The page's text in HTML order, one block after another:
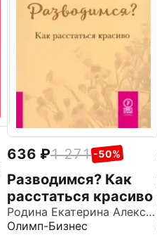
636 1 271 -50%
Разводимся? Как
расстаться красиво
Родина Екатерина Алексеевна
Олимп-Бизнес